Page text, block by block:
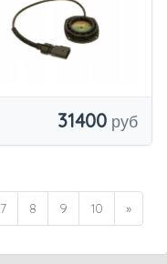
31400
7 8 9 10 »